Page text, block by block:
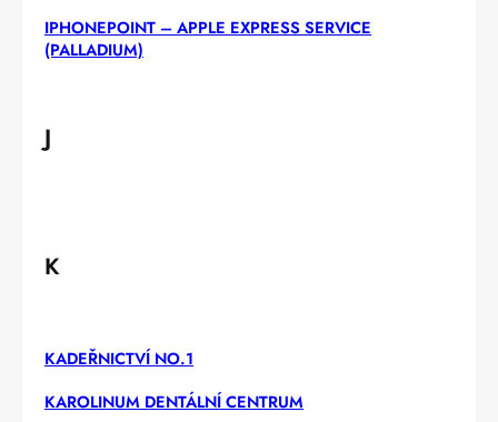
IPHONEPOINT – APPLE EXPRESS SERVICE
(PALLADIUM)
J
K
KADEŘNICTVÍ NO.1
KAROLINUM DENTÁLNÍ CENTRUM